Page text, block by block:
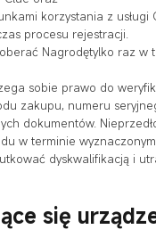
korzystania z usługi
procesu rejestracji.
Nagrodętylko raz w
sobie prawo do
zakupu, numeru
dokumentów.
w terminie
dyskwalifikacją i
się